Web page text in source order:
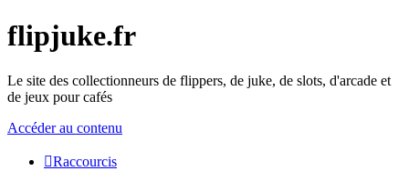
flipjuke.fr
Le site des collectionneurs de flippers, de juke, de slots, d'arcade et
de jeux pour cafés
Accéder au contenu
Raccourcis